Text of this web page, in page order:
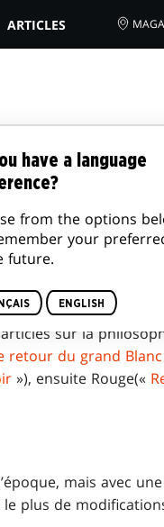
ARTICLES
sur la
retour du grand Blanc
»), ensuite Rouge(«
mais avec
plus de
have a language
from the options
your
future.
ENGLISH